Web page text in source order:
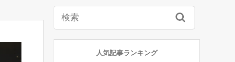
人気記事ランキング